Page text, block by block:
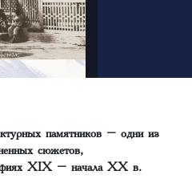
памятников – одни из
сюжетов,
XIX – начала ХХ в.